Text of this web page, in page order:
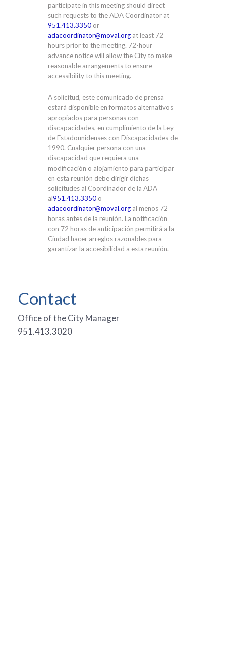
participate in this meeting should direct
such requests to the ADA Coordinator at
951.413.3350 or
adacoordinator@moval.org at least 72
hours prior to the meeting. 72-hour
advance notice will allow the City to make
reasonable arrangements to ensure
accessibility to this meeting.
A solicitud, este comunicado de prensa
estará disponible en formatos alternativos
apropiados para personas con
discapacidades, en cumplimiento de la Ley
de Estadounidenses con Discapacidades de
1990. Cualquier persona con una
discapacidad que requiera una
modificación o alojamiento para participar
en esta reunión debe dirigir dichas
solicitudes al Coordinador de la ADA
al951.413.3350 o
adacoordinator@moval.org al menos 72
horas antes de la reunión. La notificación
con 72 horas de anticipación permitirá a la
Ciudad hacer arreglos razonables para
garantizar la accesibilidad a esta reunión.
Contact
Office of the City Manager
951.413.3020